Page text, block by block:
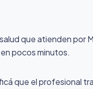
que atienden por
pocos minutos.
que el profesional